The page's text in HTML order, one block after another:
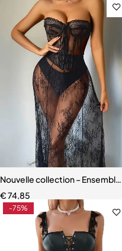
Nouvelle collection –
€74,85
-75%